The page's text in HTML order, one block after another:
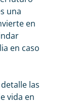
una
en
en caso
las
vida en